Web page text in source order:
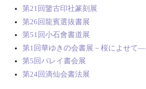
第21回鑒古印社篆刻展
第26回龍賓選抜書展
第51回小石會書道展
第1回華ゆきの会書展－桜によせて―
第5回バレイ書会展
第24回滴仙会書法展